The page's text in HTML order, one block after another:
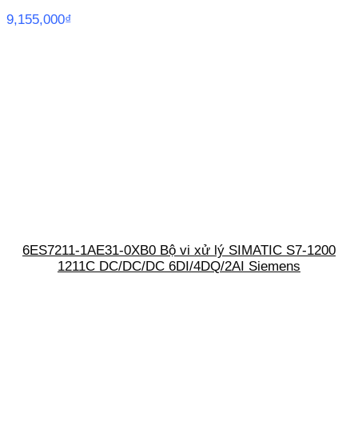
9,155,000₫
6ES7211-1AE31-0XB0 Bộ vi xử lý SIMATIC S7-1200
1211C DC/DC/DC 6DI/4DQ/2AI Siemens